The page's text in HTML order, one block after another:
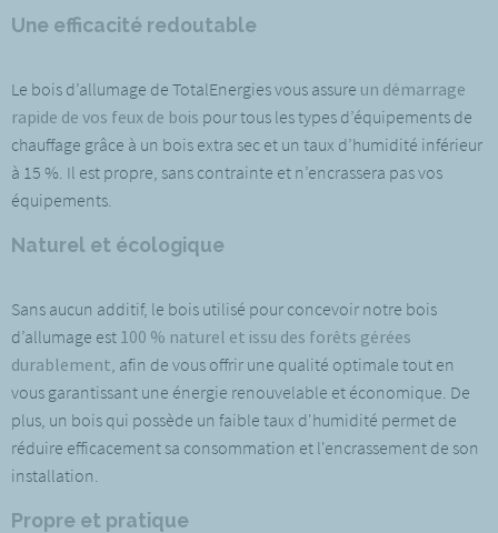
Une efficacité redoutable
Le bois d’allumage de TotalEnergies vous assure un démarrage
rapide de vos feux de bois pour tous les types d’équipements de
chauffage grâce à un bois extra sec et un taux d’humidité inférieur
à 15 %. Il est propre, sans contrainte et n’encrassera pas vos
équipements.
Naturel et écologique
Sans aucun additif, le bois utilisé pour concevoir notre bois
d’allumage est 100 % naturel et issu des forêts gérées
durablement , afin de vous offrir une qualité optimale tout en
vous garantissant une énergie renouvelable et économique. De
plus, un bois qui possède un faible taux d'humidité permet de
réduire efficacement sa consommation et l'encrassement de son
installation.
Propre et pratique